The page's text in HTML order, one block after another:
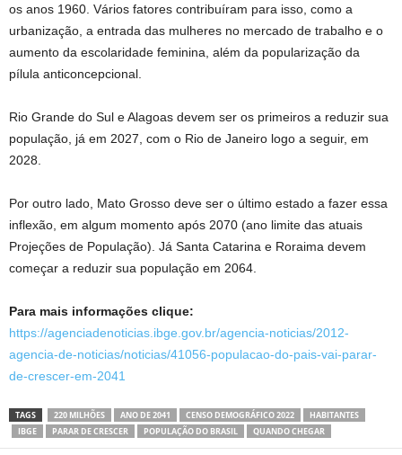
os anos 1960. Vários fatores contribuíram para isso, como a
urbanização, a entrada das mulheres no mercado de trabalho e o
aumento da escolaridade feminina, além da popularização da
pílula anticoncepcional.
Rio Grande do Sul e Alagoas devem ser os primeiros a reduzir sua
população, já em 2027, com o Rio de Janeiro logo a seguir, em
2028.
Por outro lado, Mato Grosso deve ser o último estado a fazer essa
inflexão, em algum momento após 2070 (ano limite das atuais
Projeções de População). Já Santa Catarina e Roraima devem
começar a reduzir sua população em 2064.
Para mais informações clique:
https://agenciadenoticias.ibge.gov.br/agencia-noticias/2012-
agencia-de-noticias/noticias/41056-populacao-do-pais-vai-parar-
de-crescer-em-2041
TAGS 220 MILHÕES ANO DE 2041 CENSO DEMOGRÁFICO 2022
HABITANTES
IBGE
PARAR DE CRESCER POPULAÇÃO DO BRASIL QUANDO CHEGAR